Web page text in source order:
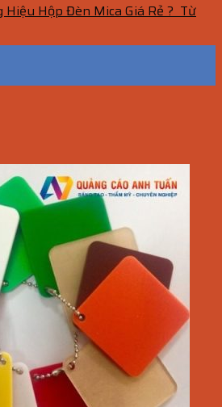
Hiệu Hộp Đèn Mica Giá Rẻ ? Từ